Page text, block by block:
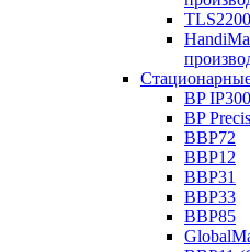
BP IP300
BP
BBP72
BBP12
BBP31
BBP33
BBP85